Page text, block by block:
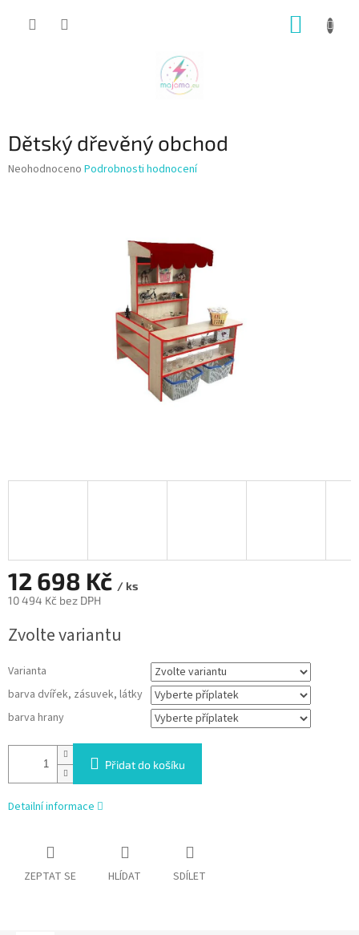
Dětský dřevěný obchod
Průměrné
Neohodnoceno Podrobnosti hodnocení
12 698 Kč / ks
10 494 Kč bez DPH
cena:
Zvolte variantu
Varianta
barva dvířek, zásuvek, látky
barva hrany
Přidat do košíku
Detailní informace
ZEPTAT SE HLÍDAT SDÍLET